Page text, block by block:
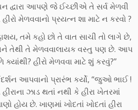
આપણે જે ઈચ્છીએ તે સર્વ મેળવી
મેળવવાનો પ્રયત્ન શા માટે ન કરવો ?
તમે કહો છો તે વાત સાચી તો લાગે છે,
તેથી તે મેળવવાલાયક વસ્તુ પણ છે. આપ
હીરો મેળવવા માટે શું કરવું?”
આપવાનો પ્રારંભ કર્યો, “જુઓ ભાઈ !
ઝાડ થતાં નથી કે હીરા ખેતરમાં
હોય છે. ખાણમાં ખોદતાં ખોદતાં હીરા